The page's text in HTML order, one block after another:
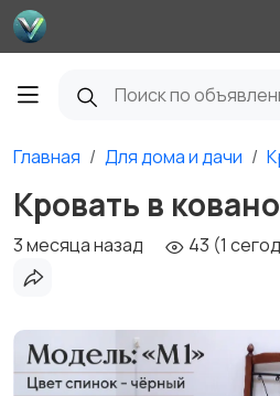
Главная Для дома и дачи
Кровать в
3 месяца назад 43 (1